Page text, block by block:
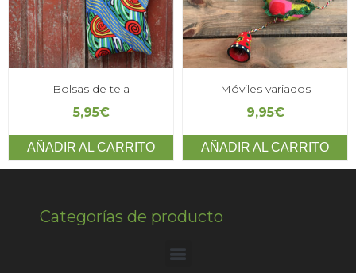
Bolsas de tela
5,95€
AÑADIR AL CARRITO
Móviles variados
9,95€
AÑADIR AL CARRITO
Categorías de producto